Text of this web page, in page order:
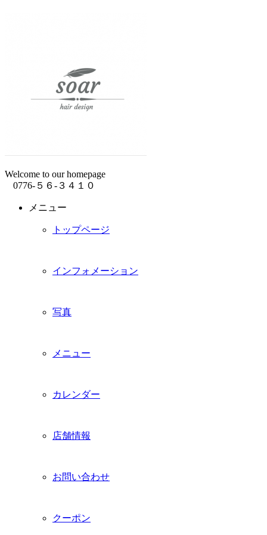
Welcome to our homepage
0776-５６-３４１０
メニュー
トップページ
インフォメーション
写真
メニュー
カレンダー
店舗情報
お問い合わせ
クーポン